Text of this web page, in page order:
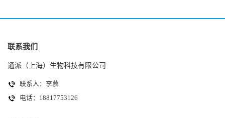
联系我们
通派（上海）生物科技有限公司
联系人：李慕
电话：18817753126